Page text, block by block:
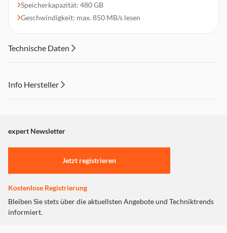
Speicherkapazität: 480 GB
Geschwindigkeit: max. 850 MB/s lesen
Technische Daten
Info Hersteller
"Marketing".
Einstellungen anpassen
expert Newsletter
Jetzt registrieren
Kostenlose Registrierung
Bleiben Sie stets über die aktuellsten Angebote und Techniktrends
informiert.